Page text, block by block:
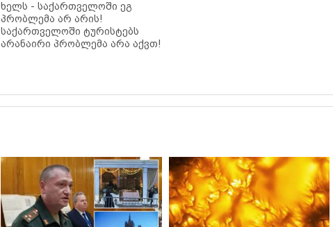
ხელს - საქართველოში ეგ
პრობლემა არ არის!
საქართველოში ტურისტებს
არანაირი პრობლემა არა აქვთ!